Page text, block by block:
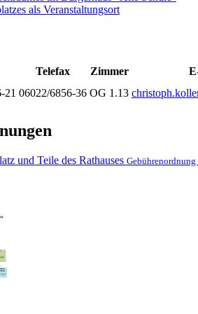
als Veranstaltungsort
Telefax Zimmer
21 06022/6856-36 OG 1.13
und Teile des Rathauses